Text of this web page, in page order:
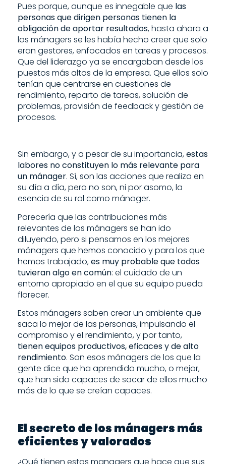
Pues porque, aunque es innegable que las
personas que dirigen personas tienen la
obligación de aportar resultados, hasta ahora a
los mánagers se les había hecho creer que solo
eran gestores, enfocados en tareas y procesos.
Que del liderazgo ya se encargaban desde los
puestos más altos de la empresa. Que ellos solo
tenían que centrarse en cuestiones de
rendimiento, reparto de tareas, solución de
problemas, provisión de feedback y gestión de
procesos.
Sin embargo, y a pesar de su importancia,estas
labores no constituyen lo más relevante para
un mánager. Sí, son las acciones que realiza en
su día a día, pero no son, ni por asomo, la
esencia de su rol como mánager.
Parecería que las contribuciones más
relevantes de los mánagers se han ido
diluyendo, pero si pensamos en los mejores
mánagers que hemos conocido y para los que
hemos trabajado,es muy probable que todos
tuvieran algo en común: el cuidado de un
entorno apropiado en el que su equipo pueda
florecer.
Estos mánagers saben crear un ambiente que
saca lo mejor de las personas, impulsando el
compromiso y el rendimiento, y por tanto,
tienen equipos productivos, eficaces y de alto
rendimiento. Son esos mánagers de los que la
gente dice que ha aprendido mucho, o mejor,
que han sido capaces de sacar de ellos mucho
más de lo que se creían capaces.
El secreto de los mánagers más
eficientes y valorados
¿Qué tienen estos managers que hace que sus